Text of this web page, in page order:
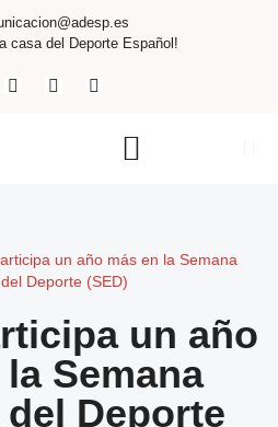
casa del Deporte Español!
un año más en la Semana
Deporte (SED)
un año
Semana
Deporte